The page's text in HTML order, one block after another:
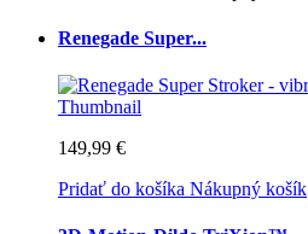
Renegade Super...
149,99 €
Pridať do košíka Nákupný košík